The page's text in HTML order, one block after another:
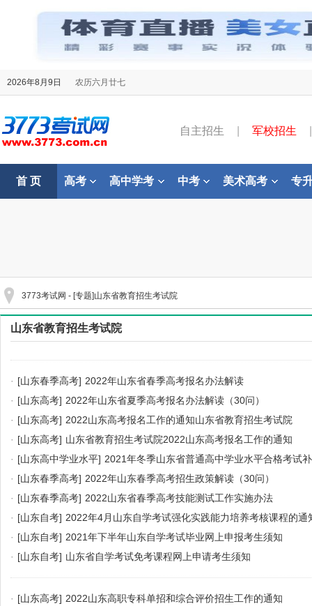
2026年8月9日 农历六月廿七
自主招生 军校招生
首 页 高考 高中学考 中考 美术高考 专
3773考试网 - [专题]山东省教育招生考试院
山东省教育招生考试院
· [山东春季高考] 2022年山东省春季高考报名办法解读
· [山东高考] 2022年山东省夏季高考报名办法解读（30问）
· [山东高考] 2022山东高考报名工作的通知山东省教育招生考试院
· [山东高考] 山东省教育招生考试院2022山东高考报名工作的通知
· [山东高中学业水平] 2021年冬季山东省普通高中学业水平合格考试
· [山东春季高考] 2022年山东春季高考招生政策解读（30问）
· [山东春季高考] 2022山东省春季高考技能测试工作实施办法
· [山东自考] 2022年4月山东自学考试强化实践能力培养考核课程的通
· [山东自考] 2021年下半年山东自学考试毕业网上申报考生须知
· [山东自考] 山东省自学考试免考课程网上申请考生须知
· [山东高考] 2022山东高职专科单招和综合评价招生工作的通知